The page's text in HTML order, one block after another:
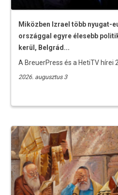
Miközben Izrael több nyugat-
országgal egyre élesebb
kerül, Belgrád...
A BreuerPress és a HetiTV hírei
2026. augusztus 3